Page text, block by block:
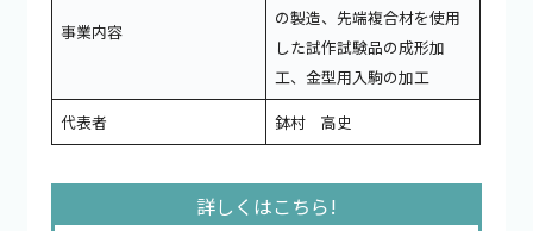
事業内容
の製造、先端複合材を使用
した試作試験品の成形加
工、金型用入駒の加工
代表者
鉢村 高史